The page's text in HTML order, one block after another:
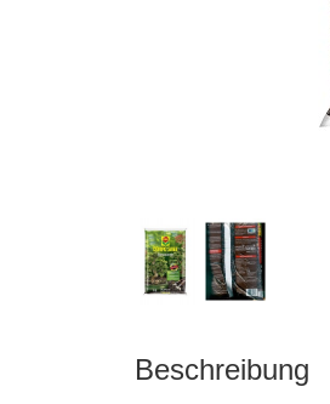
Beschreibung